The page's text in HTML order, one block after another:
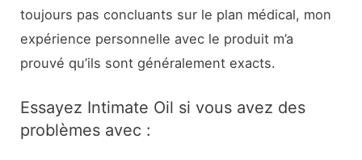
toujours pas concluants sur le plan médical, mon
expérience personnelle avec le produit m’a
prouvé qu’ils sont généralement exacts.
Essayez Intimate Oil si vous avez des
problèmes avec :